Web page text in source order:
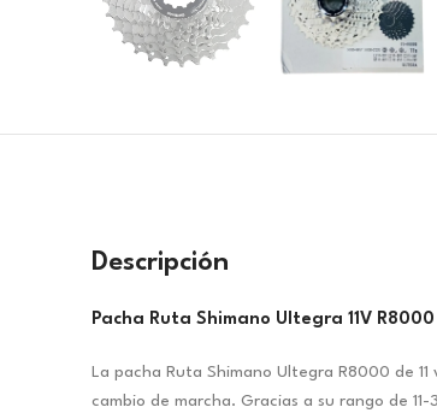
Descripción
Pacha Ruta Shimano Ultegra 11V R8000
La pacha Ruta Shimano Ultegra R8000 de
cambio de marcha. Gracias a su rango de